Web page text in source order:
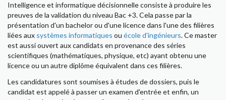
Intelligence et informatique décisionnelle consiste à produire les
preuves de la validation du niveau Bac +3. Cela passe par la
présentation d'un bachelor ou d'une licence dans l'une des filières
liées aux systèmes informatiques ou école d'ingénieurs. Ce master
est aussi ouvert aux candidats en provenance des séries
scientifiques (mathématiques, physique, etc) ayant obtenu une
licence ou un autre diplôme équivalent dans ces filières.
Les candidatures sont soumises à études de dossiers, puis le
candidat est appelé à passer un examen d'entrée et enfin, un